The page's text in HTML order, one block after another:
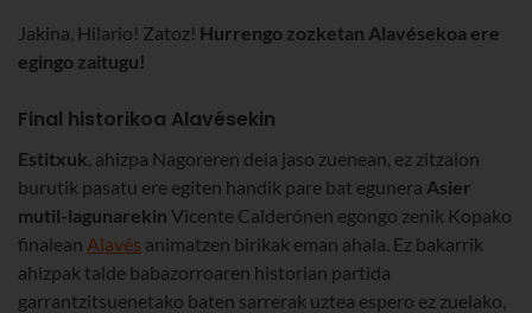
Jakina, Hilario! Zatoz! Hurrengo zozketan Alavésekoa ere
egingo zaitugu!
Final historikoa Alavésekin
Estitxuk, ahizpa Nagoreren deia jaso zuenean, ez zitzaion
burutik pasatu ere egiten handik pare bat egunera Asier
mutil-lagunarekin Vicente Calderónen egongo zenik Kopako
finalean Alavés animatzen birikak eman ahala. Ez bakarrik
ahizpak talde babazorroaren historian partida
garrantzitsuenetako baten sarrerak uztea espero ez zuelako,